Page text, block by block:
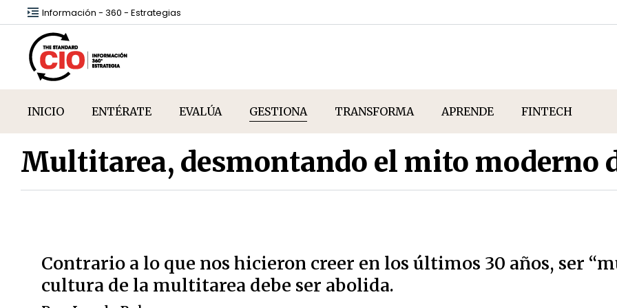
Información - 360 - Estrategias
INICIO ENTÉRATE EVALÚA GESTIONA TRANSFORMA APRENDE FINTECH
Multitarea, desmontando el mito moderno
Contrario a lo que nos hicieron creer en los últimos 30 años, ser
cultura de la multitarea debe ser abolida.